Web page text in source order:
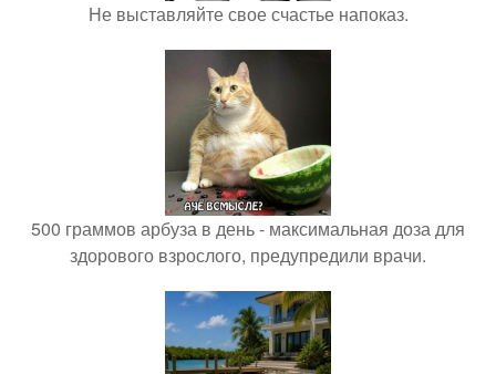
Не выставляйте свое счастье напоказ.
500 граммов арбуза в день - максимальная доза для
здорового взрослого, предупредили врачи.